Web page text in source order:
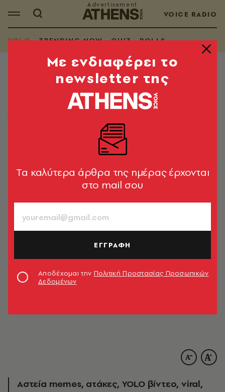
VOICE RADIO
YOLO TRENDING NOW QUIZ POLLS
Τα YOLO της Τρίτης 12.05.2026
Όσα μας έφτιαξαν τη διάθεση στο ίντερνετ
Λίνα Μανδράκου
1’ ΔΙΑΒΑΣΜΑ
Αστεία memes, ατάκες, YOLO βίντεο, viral,
Mε ενδιαφέρει το
newsletter της
Tα καλύτερα άρθρα της ημέρας έρχονται
στο mail σου
ΕΓΓΡΑΦΗ
Αποδέχομαι την Πολιτική Προστασίας Προσωπικών
Δεδομένων